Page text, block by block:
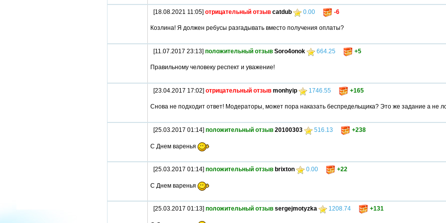
[18.08.2021 11:05] отрицательный отзыв catdub 0.00 -6
Козлина! Я должен ребусы разгадывать вместо получения оплаты?
[11.07.2017 23:13] положительный отзыв Soro4onok 664.25 +5
Правильному человеку респект и уважение!
[23.04.2017 17:02] отрицательный отзыв monhyip 1746.55 +165
Снова не подходит ответ! Модераторы, может пора наказать беспредельщика? Это же задание а не
[25.03.2017 01:14] положительный отзыв 20100303 516.13 +238
С Днем варенья
[25.03.2017 01:14] положительный отзыв brixton 0.00 +22
С Днем варенья
[25.03.2017 01:13] положительный отзыв sergejmotyzka 1208.74 +131